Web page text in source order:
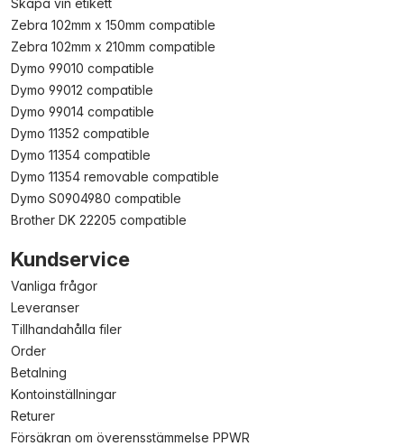
Skapa vin etikett
Zebra 102mm x 150mm compatible
Zebra 102mm x 210mm compatible
Dymo 99010 compatible
Dymo 99012 compatible
Dymo 99014 compatible
Dymo 11352 compatible
Dymo 11354 compatible
Dymo 11354 removable compatible
Dymo S0904980 compatible
Brother DK 22205 compatible
Kundservice
Vanliga frågor
Leveranser
Tillhandahålla filer
Order
Betalning
Kontoinställningar
Returer
Försäkran om överensstämmelse PPWR